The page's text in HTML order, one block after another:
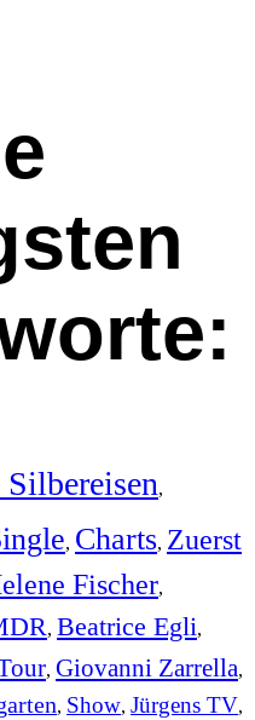
,
, Charts, Zuerst
Fischer,
, Beatrice Egli,
, Giovanni Zarrella,
, Show, Jürgens TV,